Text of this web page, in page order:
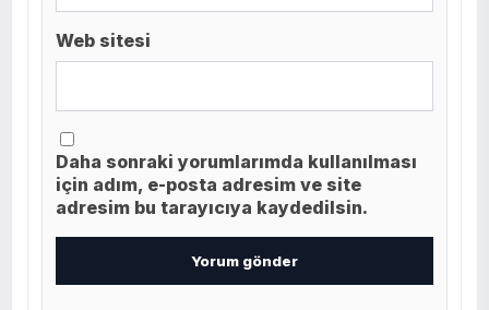
Web sitesi
Daha sonraki yorumlarımda kullanılması
için adım, e-posta adresim ve site
adresim bu tarayıcıya kaydedilsin.